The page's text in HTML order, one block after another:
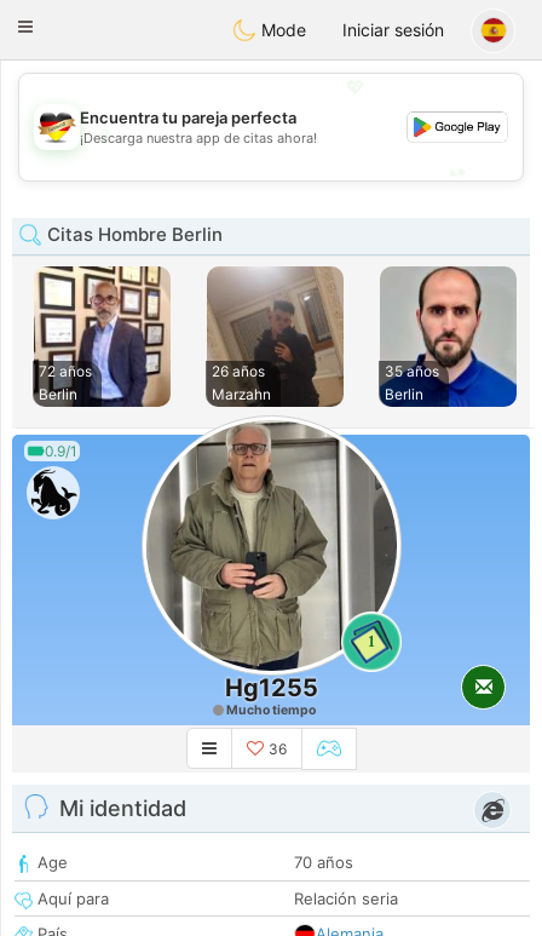
DeutschDating
Toggle
Mode Iniciar sesión
💕
Encuentra tu pareja perfecta
¡Descarga nuestra app de citas ahora!
Citas Hombre Berlin
72 años
Berlin
26 años
Marzahn
35 años
Berlin
0.9/1
1
Hg1255
Mucho tiempo
36
Mi identidad
Age
70 años
Aquí para
Relación seria